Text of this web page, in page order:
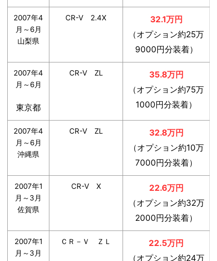
2007年4
月～6月
山梨県
CR-V 2.4X
32.1万円
（オプション約25万
9000円分装着）
2007年4
月～6月
東京都
CR-V ZL
35.8万円
（オプション約75万
1000円分装着）
2007年4
月～6月
沖縄県
CR-V ZL
32.8万円
（オプション約10万
7000円分装着）
2007年1
月～3月
佐賀県
CR-V X
22.6万円
（オプション約32万
2000円分装着）
2007年1
月～3月
ＣＲ－Ｖ ＺＬ
22.5万円
（オプション約24万